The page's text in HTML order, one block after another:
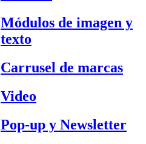
Módulos de imagen y
texto
Carrusel de marcas
Video
Pop-up y Newsletter